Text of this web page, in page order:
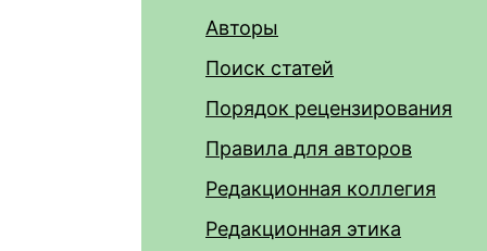
Авторы
Поиск статей
Порядок рецензирования
Правила для авторов
Редакционная коллегия
Редакционная этика